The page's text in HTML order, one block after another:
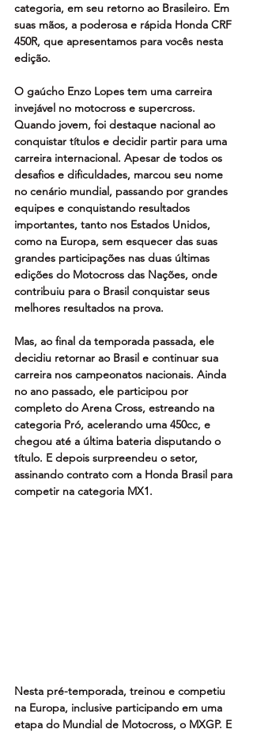
categoria, em seu retorno ao Brasileiro. Em
suas mãos, a poderosa e rápida Honda CRF
450R, que apresentamos para vocês nesta
edição.
O gaúcho Enzo Lopes tem uma carreira
invejável no motocross e supercross.
Quando jovem, foi destaque nacional ao
conquistar títulos e decidir partir para uma
carreira internacional. Apesar de todos os
desafios e dificuldades, marcou seu nome
no cenário mundial, passando por grandes
equipes e conquistando resultados
importantes, tanto nos Estados Unidos,
como na Europa, sem esquecer das suas
grandes participações nas duas últimas
edições do Motocross das Nações, onde
contribuiu para o Brasil conquistar seus
melhores resultados na prova.
Mas, ao final da temporada passada, ele
decidiu retornar ao Brasil e continuar sua
carreira nos campeonatos nacionais. Ainda
no ano passado, ele participou por
completo do Arena Cross, estreando na
categoria Pró, acelerando uma 450cc, e
chegou até a última bateria disputando o
título. E depois surpreendeu o setor,
assinando contrato com a Honda Brasil para
competir na categoria MX1.
Nesta pré-temporada, treinou e competiu
na Europa, inclusive participando em uma
etapa do Mundial de Motocross, o MXGP. E